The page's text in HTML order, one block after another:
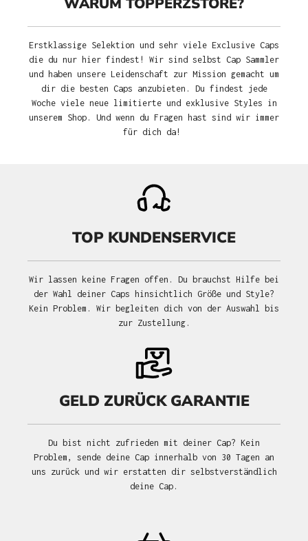
Erstklassige Selektion und sehr viele Exclusive Caps
die du nur hier findest! Wir sind selbst Cap Sammler
und haben unsere Leidenschaft zur Mission gemacht um
dir die besten Caps anzubieten. Du findest jede
Woche viele neue limitierte und exklusive Styles in
unserem Shop. Und wenn du Fragen hast sind wir immer
für dich da!
TOP KUNDENSERVICE
Wir lassen keine Fragen offen. Du brauchst Hilfe bei
der Wahl deiner Caps hinsichtlich Größe und Style?
Kein Problem. Wir begleiten dich von der Auswahl bis
zur Zustellung.
GELD ZURÜCK GARANTIE
Du bist nicht zufrieden mit deiner Cap? Kein
Problem, sende deine Cap innerhalb von 30 Tagen an
uns zurück und wir erstatten dir selbstverständlich
deine Cap.